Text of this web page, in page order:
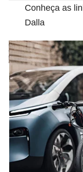
Conheça as
Dalla